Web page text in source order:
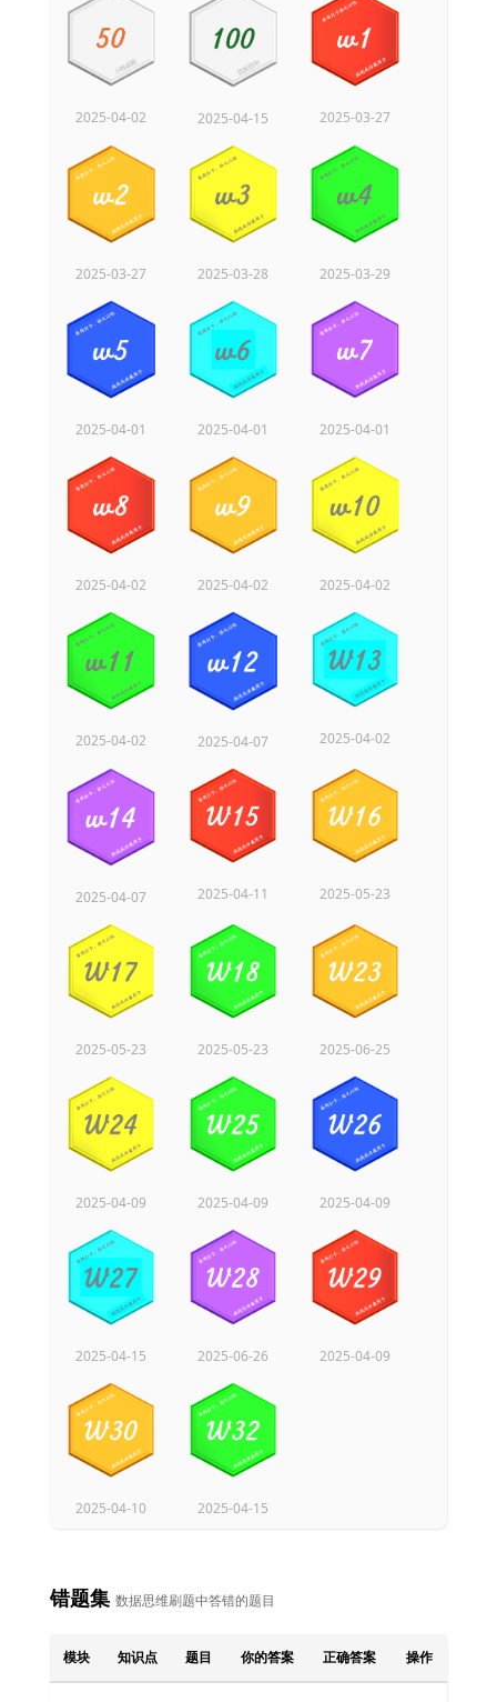
2025-04-02 2025-04-15 2025-03-27
2025-03-27 2025-03-28 2025-03-29
2025-04-01 2025-04-01 2025-04-01
2025-04-02 2025-04-02 2025-04-02
2025-04-02 2025-04-07 2025-04-02
2025-04-07 2025-04-11 2025-05-23
2025-05-23 2025-05-23 2025-06-25
2025-04-09 2025-04-09 2025-04-09
2025-04-15 2025-06-26 2025-04-09
2025-04-10 2025-04-15
错题集 数据思维刷题中答错的题目
模块 知识点 题目 你的答案 正确答案 操作